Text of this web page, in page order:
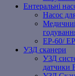
Ентеральні
Насос
EP-60/
УЗД сканери
УЗД
датчики